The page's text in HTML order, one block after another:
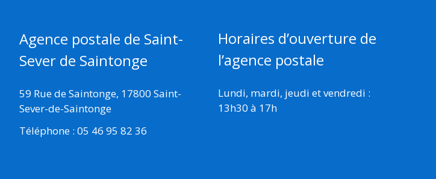
Agence postale de Saint-
Sever de Saintonge
59 Rue de Saintonge, 17800 Saint-
Sever-de-Saintonge
Téléphone : 05 46 95 82 36
Horaires d’ouverture de
l’agence postale
Lundi, mardi, jeudi et vendredi :
13h30 à 17h